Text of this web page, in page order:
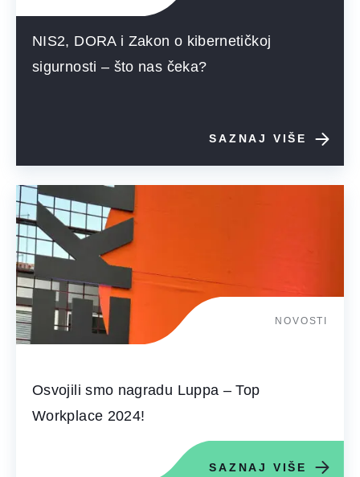
NIS2, DORA i Zakon o kibernetičkoj
sigurnosti – što nas čeka?
SAZNAJ VIŠE
NOVOSTI
Osvojili smo nagradu Luppa – Top
Workplace 2024!
SAZNAJ VIŠE